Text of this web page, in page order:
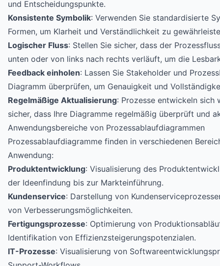
und Entscheidungspunkte.
Konsistente Symbolik: Verwenden Sie standardisierte
Formen, um Klarheit und Verständlichkeit zu
Logischer Fluss: Stellen Sie sicher, dass der
unten oder von links nach rechts verläuft, um die
Feedback einholen: Lassen Sie Stakeholder und
Diagramm überprüfen, um Genauigkeit und
Regelmäßige Aktualisierung: Prozesse entwickeln sich
sicher, dass Ihre Diagramme regelmäßig überprüft und
Anwendungsbereiche von Prozessablaufdiagrammen
Prozessablaufdiagramme finden in verschiedenen
Anwendung:
Produktentwicklung: Visualisierung des
der Ideenfindung bis zur Markteinführung.
Kundenservice: Darstellung von
von Verbesserungsmöglichkeiten.
Fertigungsprozesse: Optimierung von
Identifikation von Effizienzsteigerungspotenzialen.
IT-Prozesse: Visualisierung von